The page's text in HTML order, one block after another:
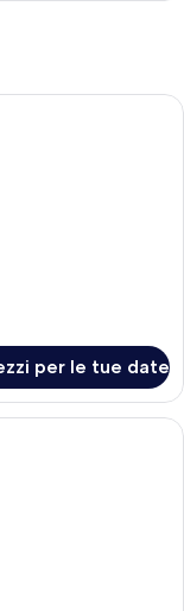
per le tue date
con una vasca